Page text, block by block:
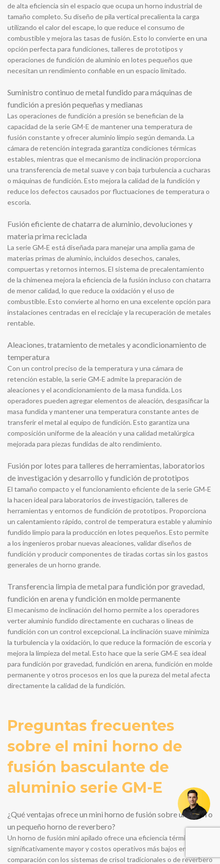
de alta eficiencia sin el espacio que ocupa un horno industrial de
tamaño completo. Su diseño de pila vertical precalienta la carga
utilizando el calor del escape, lo que reduce el consumo de
combustible y mejora las tasas de fusión. Esto lo convierte en una
opción perfecta para fundiciones, talleres de prototipos y
operaciones de fundición de aluminio en lotes pequeños que
necesitan un rendimiento confiable en un espacio limitado.
Suministro continuo de metal fundido para máquinas de
fundición a presión pequeñas y medianas
Las operaciones de fundición a presión se benefician de la
capacidad de la serie GM-E de mantener una temperatura de
fusión constante y ofrecer aluminio limpio según demanda. La
cámara de retención integrada garantiza condiciones térmicas
estables, mientras que el mecanismo de inclinación proporciona
una transferencia de metal suave y con baja turbulencia a cucharas
o máquinas de fundición. Esto mejora la calidad de la fundición y
reduce los defectos causados ​​por fluctuaciones de temperatura o
escoria.
Fusión eficiente de chatarra de aluminio, devoluciones y
materia prima reciclada
La serie GM‑E está diseñada para manejar una amplia gama de
materias primas de aluminio, incluidos desechos, canales,
compuertas y retornos internos. El sistema de precalentamiento
de la chimenea mejora la eficiencia de la fusión incluso con chatarra
de menor calidad, lo que reduce la oxidación y el uso de
combustible. Esto convierte al horno en una excelente opción para
instalaciones centradas en el reciclaje y la recuperación de metales
rentable.
Aleaciones, tratamiento de metales y acondicionamiento de
temperatura
Con un control preciso de la temperatura y una cámara de
retención estable, la serie GM‑E admite la preparación de
aleaciones y el acondicionamiento de la masa fundida. Los
operadores pueden agregar elementos de aleación, desgasificar la
masa fundida y mantener una temperatura constante antes de
transferir el metal al equipo de fundición. Esto garantiza una
composición uniforme de la aleación y una calidad metalúrgica
mejorada para piezas fundidas de alto rendimiento.
Fusión por lotes para talleres de herramientas, laboratorios
de investigación y desarrollo y fundición de prototipos
El tamaño compacto y el funcionamiento eficiente de la serie GM‑E
la hacen ideal para laboratorios de investigación, talleres de
herramientas y entornos de fundición de prototipos. Proporciona
un calentamiento rápido, control de temperatura estable y aluminio
fundido limpio para la producción en lotes pequeños. Esto permite
a los ingenieros probar nuevas aleaciones, validar diseños de
fundición y producir componentes de tiradas cortas sin los gastos
generales de un horno grande.
Transferencia limpia de metal para fundición por gravedad,
fundición en arena y fundición en molde permanente
El mecanismo de inclinación del horno permite a los operadores
verter aluminio fundido directamente en cucharas o líneas de
fundición con un control excepcional. La inclinación suave minimiza
la turbulencia y la oxidación, lo que reduce la formación de escoria y
mejora la limpieza del metal. Esto hace que la serie GM‑E sea ideal
para fundición por gravedad, fundición en arena, fundición en molde
permanente y otros procesos en los que la pureza del metal afecta
directamente la calidad de la fundición.
Preguntas frecuentes
sobre el mini horno de
fusión basculante de
aluminio serie GM-E
¿Qué ventajas ofrece un mini horno de fusión sobre un crisol o
un pequeño horno de reverbero?
Un horno de fusión mini apilado ofrece una eficiencia térmica
significativamente mayor y costos operativos más bajos en
comparación con los sistemas de crisol tradicionales o de reverbero